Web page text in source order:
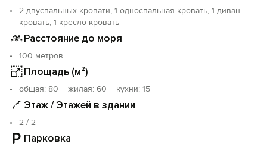
2 двуспальных кровати, 1 односпальная кровать, 1 диван-
кровать, 1 кресло-кровать
Расстояние до моря
100 метров
Площадь (м²)
oбщая: 80 жилая: 60 кухни: 15
Этаж / Этажей в здании
2 / 2
Парковка